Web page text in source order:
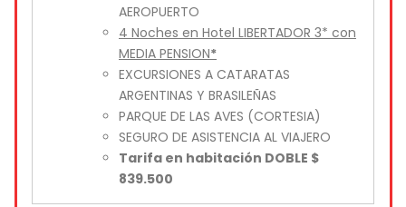
AEROPUERTO
4 Noches en Hotel LIBERTADOR 3* con
MEDIA PENSION*
EXCURSIONES A CATARATAS
ARGENTINAS Y BRASILEÑAS
PARQUE DE LAS AVES (CORTESIA)
SEGURO DE ASISTENCIA AL VIAJERO
Tarifa en habitación DOBLE $
839.500